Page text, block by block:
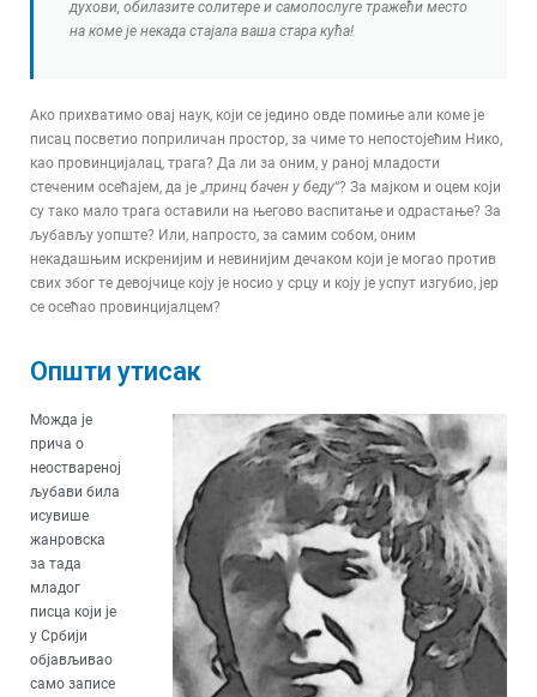
духови, обилазите солитере и самопослуге тражећи место
на коме је некада стајала ваша стара кућа!
Ако прихватимо овај наук, који се једино овде помиње али коме је
писац посветио поприличан простор, за чиме то непостојећим Нико,
као провинцијалац, трага? Да ли за оним, у раној младости
стеченим осећајем, да је „принц бачен у беду“? За мајком и оцем који
су тако мало трага оставили на његово васпитање и одрастање? За
љубављу уопште? Или, напросто, за самим собом, оним
некадашњим искренијим и невинијим дечаком који је могао против
свих због те девојчице коју је носио у срцу и коју је успут изгубио, јер
се осећао провинцијалцем?
Општи утисак
Можда је
прича о
неоствареној
љубави била
исувише
жанровска
за тада
младог
писца који је
у Србији
објављивао
само записе